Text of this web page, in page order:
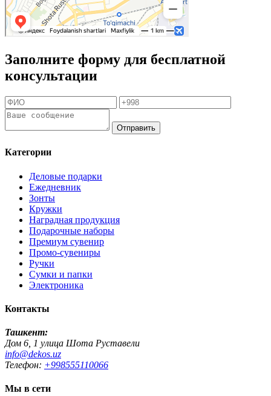
Заполните форму для бесплатной
консультации
Отправить
Категории
Деловые подарки
Ежедневник
Зонты
Кружки
Наградная продукция
Подарочные наборы
Премиум сувенир
Промо-сувениры
Ручки
Сумки и папки
Электроника
Контакты
Ташкент:
Дом 6, 1 улица Шота Руставели
info@dekos.uz
Телефон: +998555110066
Мы в сети